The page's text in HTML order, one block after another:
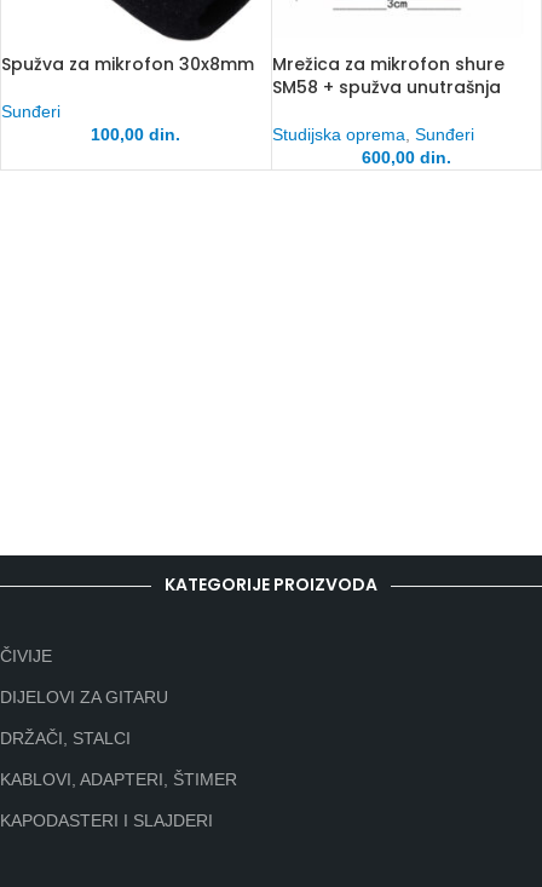
Spužva za mikrofon 30x8mm
Sunđeri
100,00din.
Mrežica za mikrofon shure
SM58 + spužva unutrašnja
Studijska oprema Sunđeri
600,00 din.
KATEGORIJE PROIZVODA
ČIVIJE
DIJELOVI ZA GITARU
DRŽAČI, STALCI
KABLOVI, ADAPTERI, ŠTIMER
KAPODASTERI I SLAJDERI